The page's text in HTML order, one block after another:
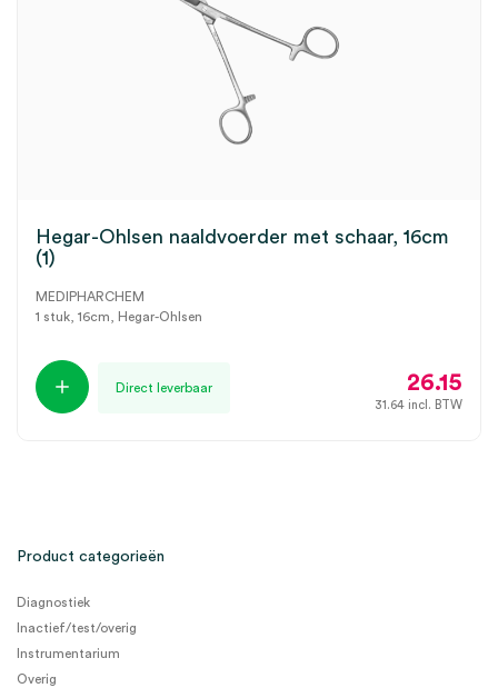
Hegar-Ohlsen naaldvoerder met schaar, 16cm
(1)
MEDIPHARCHEM
1 stuk, 16cm, Hegar-Ohlsen
Direct leverbaar 26.15
31.64 incl. BTW
Product categorieën
Diagnostiek
Inactief/test/overig
Instrumentarium
Overig